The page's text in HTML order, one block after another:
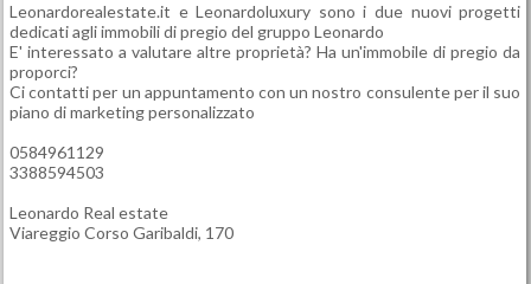
Leonardorealestate.it e Leonardoluxury sono i due nuovi progetti
dedicati agli immobili di pregio del gruppo Leonardo
E' interessato a valutare altre proprietà? Ha un'immobile di pregio da
proporci?
Ci contatti per un appuntamento con un nostro consulente per il suo
piano di marketing personalizzato
0584961129
3388594503
Leonardo Real estate
Viareggio Corso Garibaldi, 170